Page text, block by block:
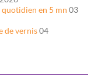
quotidien en 5 mn 03
de vernis04